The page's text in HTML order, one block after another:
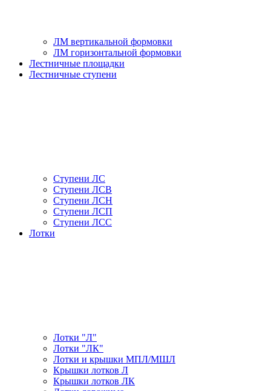
ЛМ вертикальной формовки
ЛМ горизонтальной формовки
Лестничные площадки
Лестничные ступени
Ступени ЛС
Ступени ЛСВ
Ступени ЛСН
Ступени ЛСП
Ступени ЛСС
Лотки
Лотки "Л"
Лотки "ЛК"
Лотки и крышки МПЛ/МШЛ
Крышки лотков Л
Крышки лотков ЛК